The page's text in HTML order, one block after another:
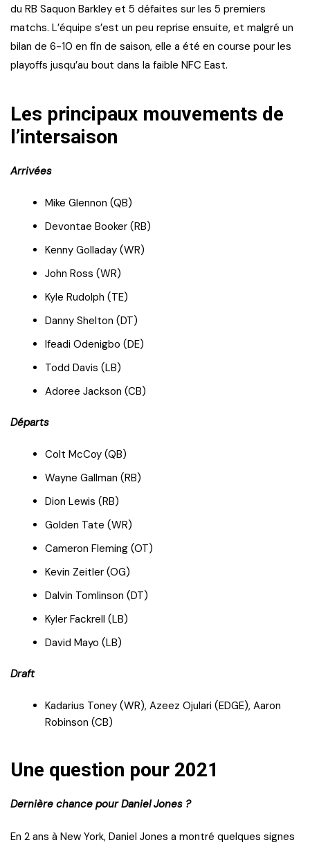
du RB Saquon Barkley et 5 défaites sur les 5 premiers
matchs. L’équipe s’est un peu reprise ensuite, et malgré un
bilan de 6-10 en fin de saison, elle a été en course pour les
playoffs jusqu’au bout dans la faible NFC East.
Les principaux mouvements de
l’intersaison
Arrivées
Mike Glennon (QB)
Devontae Booker (RB)
Kenny Golladay (WR)
John Ross (WR)
Kyle Rudolph (TE)
Danny Shelton (DT)
Ifeadi Odenigbo (DE)
Todd Davis (LB)
Adoree Jackson (CB)
Départs
Colt McCoy (QB)
Wayne Gallman (RB)
Dion Lewis (RB)
Golden Tate (WR)
Cameron Fleming (OT)
Kevin Zeitler (OG)
Dalvin Tomlinson (DT)
Kyler Fackrell (LB)
David Mayo (LB)
Draft
Kadarius Toney (WR), Azeez Ojulari (EDGE), Aaron
Robinson (CB)
Une question pour 2021
Dernière chance pour Daniel Jones ?
En 2 ans à New York, Daniel Jones a montré quelques signes